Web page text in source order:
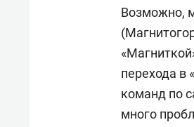
Возможно,
перехода в
команд по
много